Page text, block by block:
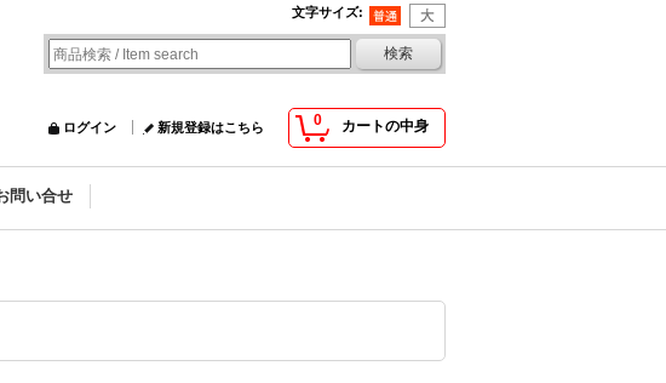
文字サイズ:
0 カートの中身
ログイン 新規登録はこちら
問い合せ